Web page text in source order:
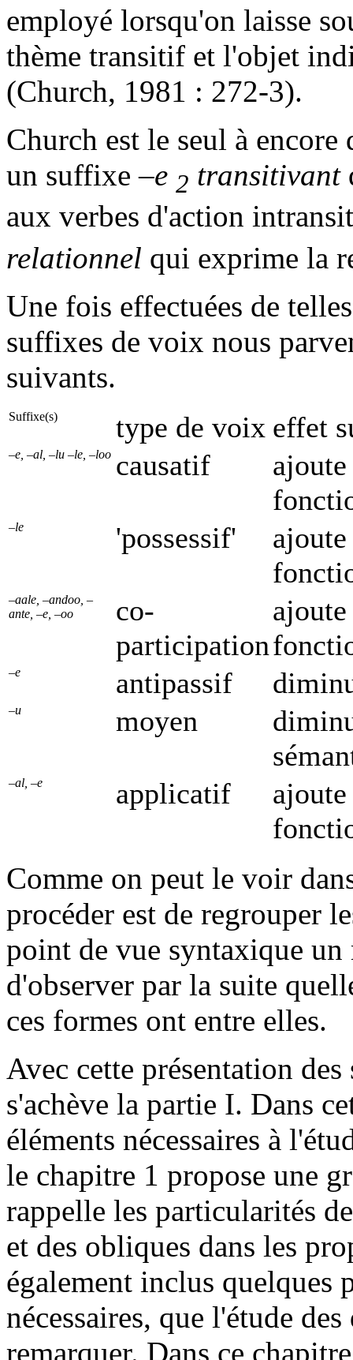
employé lorsqu'on laisse
thème transitif et l'objet
(Church, 1981 : 272-3).
Church est le seul à
un suffixe–e 2 transitivant
aux verbes d'action
relationnel qui exprime la
Une fois effectuées de
suffixes de voix nous
suivants.
Suffixe(s) type de voix effet
–e, –al, –lu –le, –loo causatif
–le 'possessif'
–aale, –andoo, –
ante, –e, –oo
co-
participation
–e antipassif
–u moyen
–al, –e applicatif
Comme on peut le voir
procéder est de regrouper
point de vue syntaxique
d'observer par la suite
ces formes ont entre elles.
Avec cette présentation
s'achève la partie I. Dans
éléments nécessaires à
le chapitre 1 propose une
rappelle les particularités
et des obliques dans les
également inclus quelques
nécessaires, que l'étude
remarquer. Dans ce